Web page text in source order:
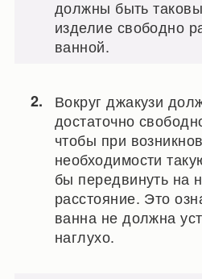
должны быть
изделие свободно
ванной.
Вокруг джакузи
достаточно
чтобы при
необходимости
бы передвинуть на
расстояние. Это
ванна не должна
наглухо.